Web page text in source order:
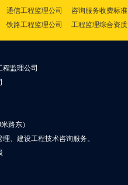
通信工程监理公司
铁路工程监理公司
咨询服务收费标准
工程监理综合资质
监理公司
路东）
、建设工程技术咨询服务。